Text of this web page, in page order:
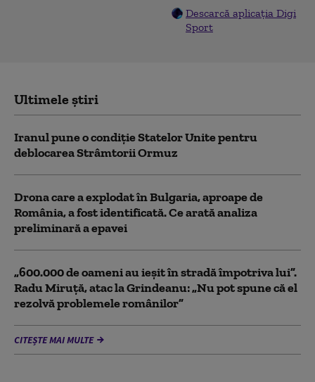
Descarcă aplicația Digi
Sport
Ultimele știri
Iranul pune o condiție Statelor Unite pentru
deblocarea Strâmtorii Ormuz
Drona care a explodat în Bulgaria, aproape de
România, a fost identificată. Ce arată analiza
preliminară a epavei
„600.000 de oameni au ieșit în stradă împotriva lui”.
Radu Miruță, atac la Grindeanu: „Nu pot spune că el
rezolvă problemele românilor”
CITEȘTE MAI MULTE